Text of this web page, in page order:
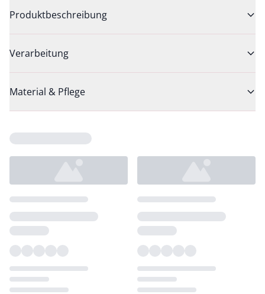
Produktbeschreibung
Verarbeitung
Material & Pflege